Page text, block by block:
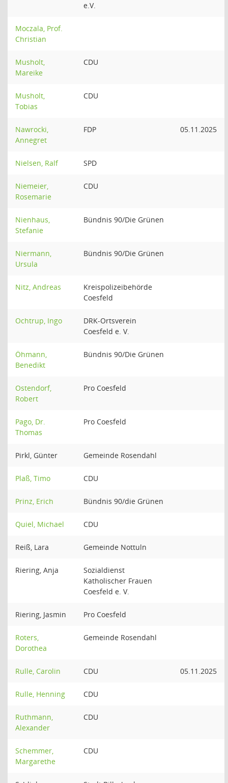
e.V.
Moczala, Prof.
Christian
Musholt,
Mareike
CDU
Musholt,
Tobias
CDU
Nawrocki,
Annegret
FDP 05.11.2025
Nielsen, Ralf SPD
Niemeier,
Rosemarie
CDU
Nienhaus,
Stefanie
Bündnis 90/Die Grünen
Niermann,
Ursula
Bündnis 90/Die Grünen
Nitz, Andreas
Kreispolizeibehörde
Coesfeld
Ochtrup, Ingo
DRK-Ortsverein
Coesfeld e. V.
Öhmann,
Benedikt
Bündnis 90/Die Grünen
Ostendorf,
Robert
Pro Coesfeld
Pago, Dr.
Thomas
Pro Coesfeld
Pirkl, Günter Gemeinde Rosendahl
Plaß, Timo CDU
Prinz, Erich Bündnis 90/die Grünen
Quiel, Michael CDU
Reiß, Lara Gemeinde Nottuln
Riering, Anja
Sozialdienst
Katholischer Frauen
Coesfeld e. V.
Riering, Jasmin Pro Coesfeld
Roters,
Dorothea
Gemeinde Rosendahl
Rulle, Carolin CDU 05.11.2025
Rulle, Henning CDU
Ruthmann,
Alexander
CDU
Schemmer,
Margarethe
CDU